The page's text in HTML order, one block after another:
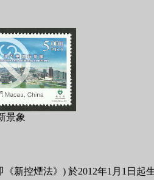
景象
新控煙法》) 於2012年1月1日起